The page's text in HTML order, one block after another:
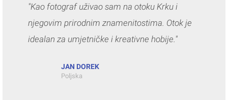
"Kao fotograf uživao sam na otoku Krku i
njegovim prirodnim znamenitostima. Otok je
idealan za umjetničke i kreativne hobije."
JAN DOREK
Poljska